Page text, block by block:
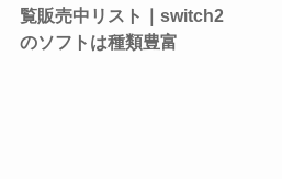
覧販売中リスト｜switch2
のソフトは種類豊富